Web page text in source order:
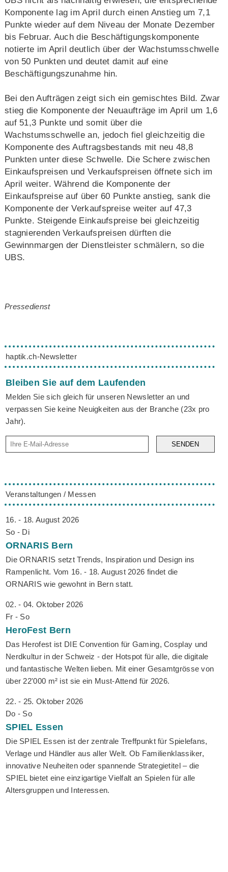
Komponente lag im April durch einen Anstieg um 7,1
Punkte wieder auf dem Niveau der Monate Dezember
bis Februar. Auch die Beschäftigungskomponente
notierte im April deutlich über der Wachstumsschwelle
von 50 Punkten und deutet damit auf eine
Beschäftigungszunahme hin.
Bei den Aufträgen zeigt sich ein gemischtes Bild. Zwar
stieg die Komponente der Neuaufträge im April um 1,6
auf 51,3 Punkte und somit über die
Wachstumsschwelle an, jedoch fiel gleichzeitig die
Komponente des Auftragsbestands mit neu 48,8
Punkten unter diese Schwelle. Die Schere zwischen
Einkaufspreisen und Verkaufspreisen öffnete sich im
April weiter. Während die Komponente der
Einkaufspreise auf über 60 Punkte anstieg, sank die
Komponente der Verkaufspreise weiter auf 47,3
Punkte. Steigende Einkaufspreise bei gleichzeitig
stagnierenden Verkaufspreisen dürften die
Gewinnmargen der Dienstleister schmälern, so die
UBS.
Pressedienst
haptik.ch-Newsletter
Bleiben Sie auf dem Laufenden
Melden Sie sich gleich für unseren Newsletter an und
verpassen Sie keine Neuigkeiten aus der Branche (23x pro
Jahr).
SENDEN
Veranstaltungen / Messen
16. - 18. August 2026
So - Di
ORNARIS Bern
Die ORNARIS setzt Trends, Inspiration und Design ins
Rampenlicht. Vom 16. - 18. August 2026 findet die
ORNARIS wie gewohnt in Bern statt.
02. - 04. Oktober 2026
Fr - So
HeroFest Bern
Das Herofest ist DIE Convention für Gaming, Cosplay und
Nerdkultur in der Schweiz - der Hotspot für alle, die digitale
und fantastische Welten lieben. Mit einer Gesamtgrösse von
über 22'000 m² ist sie ein Must-Attend für 2026.
22. - 25. Oktober 2026
Do - So
SPIEL Essen
Die SPIEL Essen ist der zentrale Treffpunkt für Spielefans,
Verlage und Händler aus aller Welt. Ob Familienklassiker,
innovative Neuheiten oder spannende Strategietitel – die
SPIEL bietet eine einzigartige Vielfalt an Spielen für alle
Altersgruppen und Interessen.